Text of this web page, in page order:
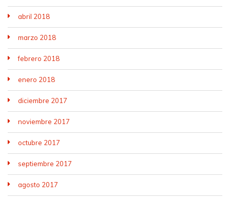
abril 2018
marzo 2018
febrero 2018
enero 2018
diciembre 2017
noviembre 2017
octubre 2017
septiembre 2017
agosto 2017